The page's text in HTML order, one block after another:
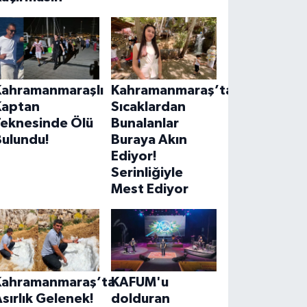
Ölü
Kahramanmaraş’ta
Sıcaklardan
Bunalanlar
Buraya Akın
Ediyor!
Serinliğiyle
Mest Ediyor
Gelenek!
KAFUM'u
dolduran